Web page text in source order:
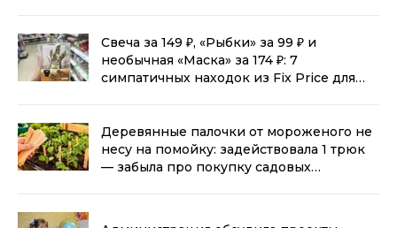
Свеча за 149 ₽, «Рыбки» за 99 ₽ и
необычная «Маска» за 174 ₽: 7
симпатичных находок из Fix Price для
Деревянные палочки от мороженого не
несу на помойку: задействовала 1 трюк
— забыла про покупку садовых